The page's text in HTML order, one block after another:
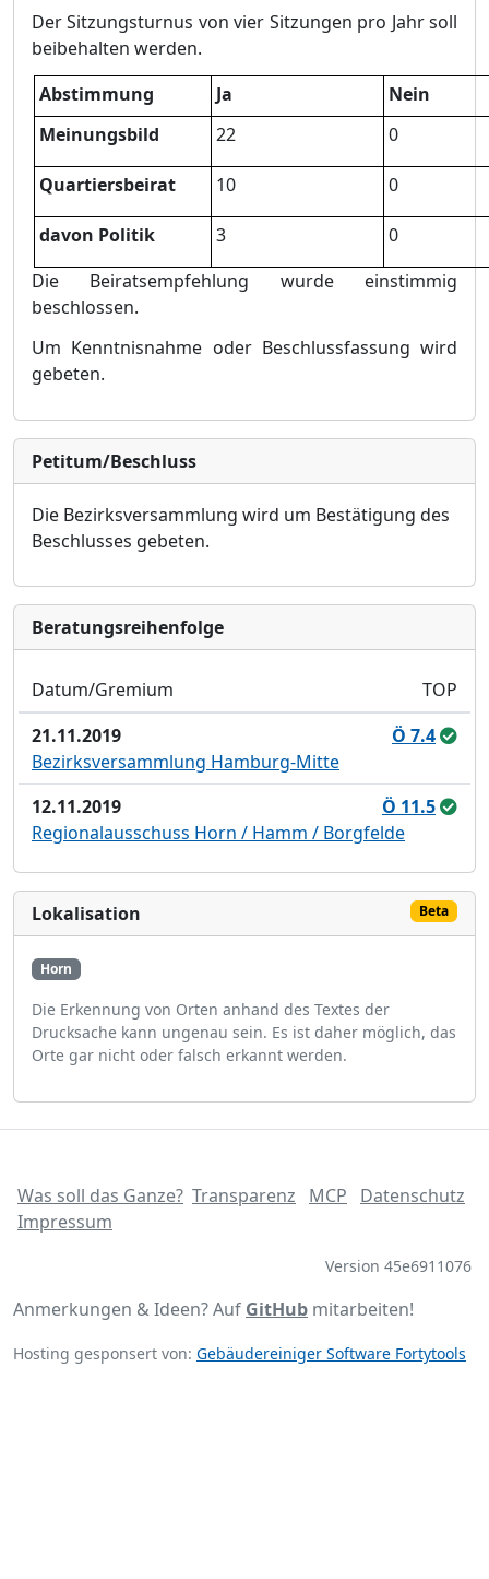
Der Sitzungsturnus von vier Sitzungen pro Jahr soll
beibehalten werden.
Abstimmung
Ja
Nein
Meinungsbild
22 0
Quartiersbeirat 10 0
davon Politik 3
0
Die Beiratsempfehlung wurde einstimmig
beschlossen.
Um Kenntnisnahme oder Beschlussfassung wird
gebeten.
Petitum/Beschluss
Die Bezirksversammlung wird um Bestätigung des
Beschlusses gebeten.
Bera­tungs­reihen­folge
Datum/Gremium
TOP
21.11.2019
Ö 7.4
Bezirksversammlung Hamburg-Mitte
12.11.2019
Ö 11.5
Regionalausschuss Horn / Hamm / Borgfelde
Lokalisation Beta
Horn
Die Erkennung von Orten anhand des Textes der
Drucksache kann ungenau sein. Es ist daher möglich, das
Orte gar nicht oder falsch erkannt werden.
Was soll das Ganze? Transparenz MCP
Datenschutz
Impressum
Version 45e6911076
Anmerkungen & Ideen? Auf GitHub mitarbeiten!
Hosting gesponsert von: Gebäudereiniger Software Fortytools